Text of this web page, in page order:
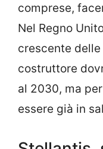
comprese,
Nel Regno
crescente
costruttore
al 2030, ma
essere già in